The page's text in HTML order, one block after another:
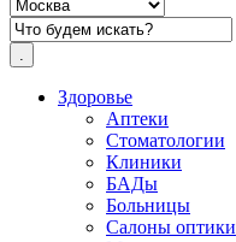
Здоровье
Аптеки
Стоматологии
Клиники
БАДы
Больницы
Салоны оптики